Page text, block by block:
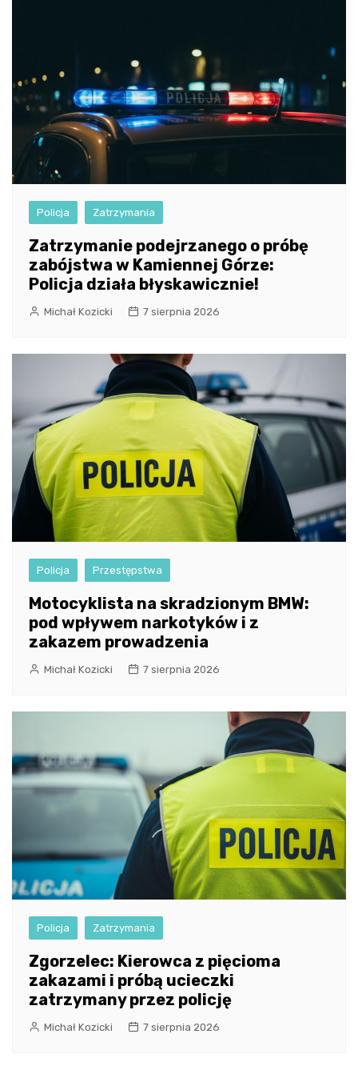
Policja Zatrzymania
Zatrzymanie podejrzanego o próbę
zabójstwa w Kamiennej Górze:
Policja działa błyskawicznie!
Michał Kozicki 7 sierpnia 2026
Policja Przestępstwa
Motocyklista na skradzionym BMW:
pod wpływem narkotyków i z
zakazem prowadzenia
Michał Kozicki 7 sierpnia 2026
Policja Zatrzymania
Zgorzelec: Kierowca z pięcioma
zakazami i próbą ucieczki
zatrzymany przez policję
Michał Kozicki 7 sierpnia 2026